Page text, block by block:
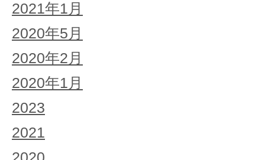
2021年1月
2020年5月
2020年2月
2020年1月
2023
2021